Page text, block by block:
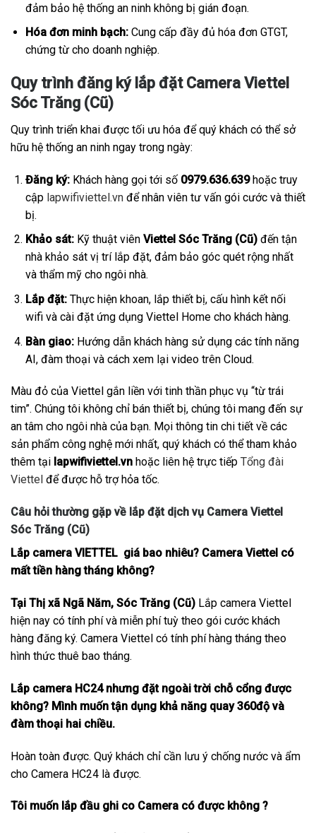
đảm bảo hệ thống an ninh không bị gián đoạn.
Hóa đơn minh bạch:Cung cấp đầy đủ hóa đơn GTGT,
chứng từ cho doanh nghiệp.
Quy trình đăng ký lắp đặt Camera Viettel
Sóc Trăng (Cũ)
Quy trình triển khai được tối ưu hóa để quý khách có thể sở
hữu hệ thống an ninh ngay trong ngày:
Đăng ký:Khách hàng gọi tới số 0979.636.639hoặc truy
cập lapwifiviettel.vnđể nhân viên tư vấn gói cước và thiết
bị.
Khảo sát:Kỹ thuật viên Viettel Sóc Trăng (Cũ)đến tận
nhà khảo sát vị trí lắp đặt, đảm bảo góc quét rộng nhất
và thẩm mỹ cho ngôi nhà.
Lắp đặt:Thực hiện khoan, lắp thiết bị, cấu hình kết nối
wifi và cài đặt ứng dụng Viettel Home cho khách hàng.
Bàn giao:Hướng dẫn khách hàng sử dụng các tính năng
AI, đàm thoại và cách xem lại video trên Cloud.
Màu đỏ của Viettel gắn liền với tinh thần phục vụ “từ trái
tim”. Chúng tôi không chỉ bán thiết bị, chúng tôi mang đến sự
an tâm cho ngôi nhà của bạn. Mọi thông tin chi tiết về các
sản phẩm công nghệ mới nhất, quý khách có thể tham khảo
thêm tại lapwifiviettel.vn hoặc liên hệ trực tiếp Tổng đài
Viettel để được hỗ trợ hỏa tốc.
Câu hỏi thường gặp về lắp đặt dịch vụ Camera Viettel
Sóc Trăng (Cũ)
Lắp camera VIETTEL giá bao nhiêu? Camera Viettel có
mất tiền hàng tháng không?
Tại Thị xã Ngã Năm, Sóc Trăng (Cũ) Lắp camera Viettel
hiện nay có tính phí và miễn phí tuỳ theo gói cước khách
hàng đăng ký. Camera Viettel có tính phí hàng tháng theo
hình thức thuê bao tháng.
Lắp camera HC24 nhưng đặt ngoài trời chỗ cổng được
không? Mình muốn tận dụng khả năng quay 360độ và
đàm thoại hai chiều.
Hoàn toàn được. Quý khách chỉ cần lưu ý chống nước và ẩm
cho Camera HC24 là được.
Tôi muốn lắp đầu ghi co Camera có được không ?